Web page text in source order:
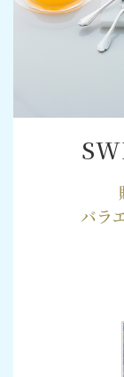
バラ